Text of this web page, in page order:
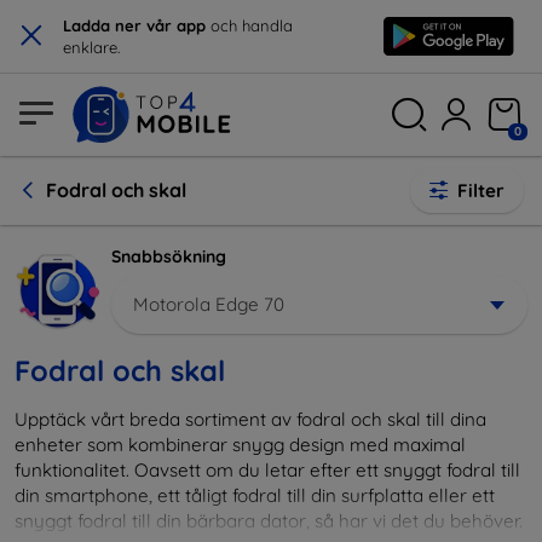
× Ladda ner vår app och handla
enklare.
0
Fodral och skal Filter
Snabbsökning
Motorola Edge 70
Fodral och skal
Upptäck vårt breda sortiment av fodral och skal till dina
enheter som kombinerar snygg design med maximal
funktionalitet. Oavsett om du letar efter ett snyggt fodral till
din smartphone, ett tåligt fodral till din surfplatta eller ett
snyggt fodral till din bärbara dator, så har vi det du behöver.